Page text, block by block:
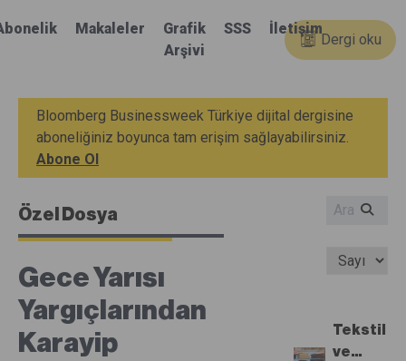
Makaleler
Grafik
Arşivi
SSS İletişim
Dergi oku
Bloomberg Businessweek Türkiye dijital dergisine
aboneliğiniz boyunca tam erişim sağlayabilirsiniz.
Abone Ol
Özel Dosya
Gece Yarısı
Yargıçlarından
Karayip
Tekstil
ve